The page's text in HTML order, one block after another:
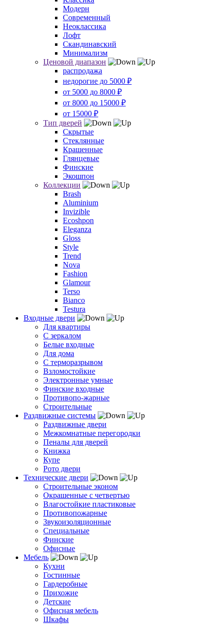
Модерн
Современный
Неоклассика
Лофт
Скандинавский
Минимализм
Ценовой диапазон
распродажа
недорогие до 5000 ₽
от 5000 до 8000 ₽
от 8000 до 15000 ₽
от 15000 ₽
Тип дверей
Скрытые
Стеклянные
Крашенные
Глянцевые
Финские
Экошпон
Коллекции
Brash
Aluminium
Invizible
Ecoshpon
Eleganza
Gloss
Style
Trend
Nova
Fashion
Glamour
Terso
Bianco
Testura
Входные двери
Для квартиры
С зеркалом
Белые входные
Для дома
С терморазрывом
Взломостойкие
Электронные умные
Финские входные
Противопо-жарные
Строительные
Раздвижные системы
Раздвижные двери
Межкомнатные перегородки
Пеналы для дверей
Книжка
Купе
Рото двери
Технические двери
Строительные эконом
Окрашенные с четвертью
Влагостойкие пластиковые
Противопожарные
Звукоизоляционные
Специальные
Финские
Офисные
Мебель
Кухни
Гостинные
Гардеробные
Прихожие
Детские
Офисная мебель
Шкафы